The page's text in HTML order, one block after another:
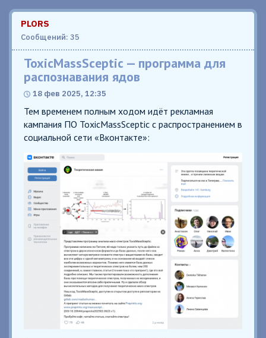
PLORS
Сообщений: 35
ToxicMassSceptic — программа для
распознавания ядов
18 фев 2025, 12:35
Тем временем полным ходом идёт рекламная
кампания ПО ToxicMassSceptic с распространением в
социальной сети «Вконтакте»: